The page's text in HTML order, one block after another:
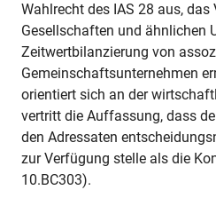
Wahlrecht des IAS 28 aus, das
Gesellschaften und ähnlichen
Zeitwertbilanzierung von
Gemeinschaftsunternehmen
orientiert sich an der
vertritt die Auffassung, dass
den Adressaten
zur Verfügung stelle als die
10.BC303).